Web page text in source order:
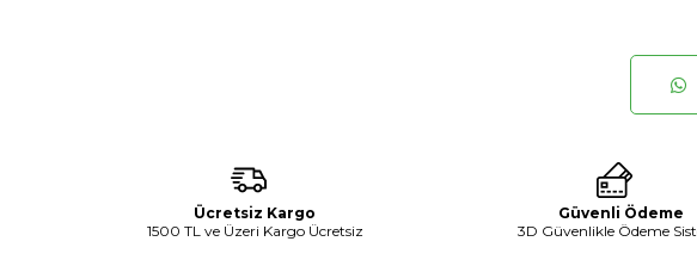
Ücretsiz Kargo
1500 TL ve Üzeri Kargo Ücretsiz
Güvenli Ödeme
3D Güvenlikle Ödeme